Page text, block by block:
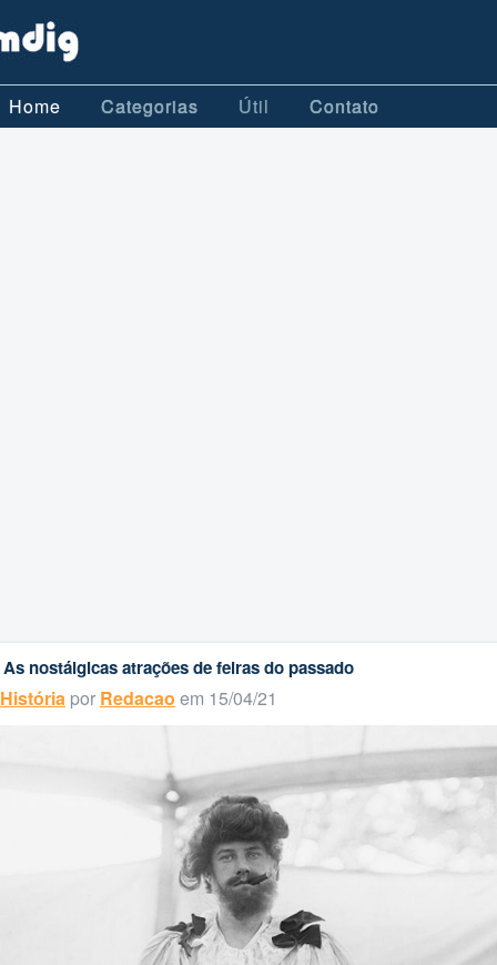
Home Categorias Útil Contato
As nostálgicas atrações de feiras do passado
História por Redacao em 15/04/21